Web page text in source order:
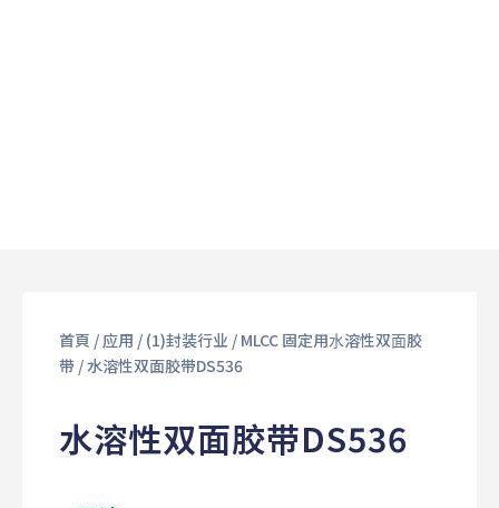
首頁 / 应用 / (1)封装行业/ MLCC 固定⽤⽔溶性双⾯胶
带/ 水溶性双面胶带DS536
水溶性双面胶带DS536